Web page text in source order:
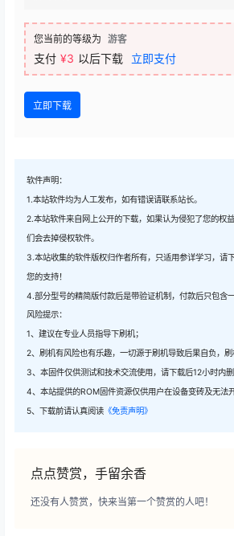
您当前的等级为 游客
支付 ¥3 以后下载 立即支付
立即下载
软件声明：
1.本站软件均为人工发布，如有错误请联系站长。
2.本站软件来自网上公开的下载，如果认为侵犯了您的权
们会去掉侵权软件。
3.本站收集的软件版权归作者所有，只适用参详学习，请
您的支持！
4.部分型号的精简版付款后是带验证机制，付款后只包含
风险提示：
1、建议在专业人员指导下刷机；
2、刷机有风险也有乐趣，一切源于刷机导致后果自负，刷
3、本固件仅供测试和技术交流使用，请下载后12小时内删
4、本站提供的ROM固件资源仅供用户在设备变砖及无法
5、下载前请认真阅读 《免责声明》
点点赞赏，手留余香
还没有人赞赏，快来当第一个赞赏的人吧！